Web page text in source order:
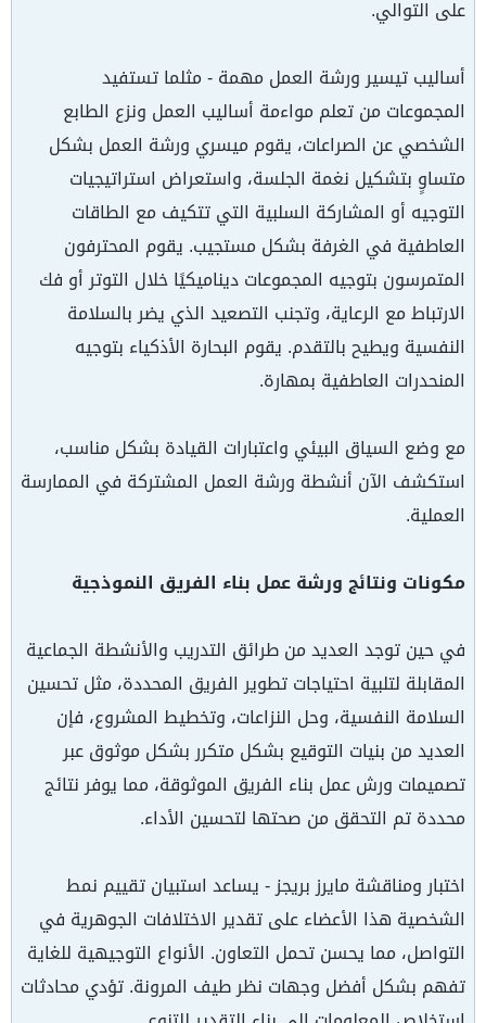
على التوالي.
أساليب تيسير ورشة العمل مهمة - مثلما تستفيد
المجموعات من تعلم مواءمة أساليب العمل ونزع الطابع
الشخصي عن الصراعات، يقوم ميسري ورشة العمل بشكل
متساوٍ بتشكيل نغمة الجلسة، واستعراض استراتيجيات
التوجيه أو المشاركة السلبية التي تتكيف مع الطاقات
العاطفية في الغرفة بشكل مستجيب. يقوم المحترفون
المتمرسون بتوجيه المجموعات ديناميكيًا خلال التوتر أو فك
الارتباط مع الرعاية، وتجنب التصعيد الذي يضر بالسلامة
النفسية ويطيح بالتقدم. يقوم البحارة الأذكياء بتوجيه
المنحدرات العاطفية بمهارة.
مع وضع السياق البيئي واعتبارات القيادة بشكل مناسب،
استكشف الآن أنشطة ورشة العمل المشتركة في الممارسة
العملية.
مكونات ونتائج ورشة عمل بناء الفريق النموذجية
في حين توجد العديد من طرائق التدريب والأنشطة الجماعية
المقابلة لتلبية احتياجات تطوير الفريق المحددة، مثل تحسين
السلامة النفسية، وحل النزاعات، وتخطيط المشروع، فإن
العديد من بنيات التوقيع بشكل متكرر بشكل موثوق عبر
تصميمات ورش عمل بناء الفريق الموثوقة، مما يوفر نتائج
محددة تم التحقق من صحتها لتحسين الأداء.
اختبار ومناقشة مايرز بريجز - يساعد استبيان تقييم نمط
الشخصية هذا الأعضاء على تقدير الاختلافات الجوهرية في
التواصل، مما يحسن تحمل التعاون. الأنواع التوجيهية للغاية
تفهم بشكل أفضل وجهات نظر طيف المرونة. تؤدي محادثات